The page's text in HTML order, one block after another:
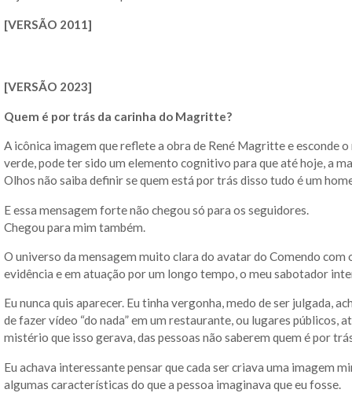
[VERSÃO 2011]
[VERSÃO 2023]
Quem é por trás da carinha do Magritte?
A icônica imagem que reflete a obra de René Magritte e esconde
verde, pode ter sido um elemento cognitivo para que até hoje, a
Olhos não saiba definir se quem está por trás disso tudo é um
E essa mensagem forte não chegou só para os seguidores.
Chegou para mim também.
O universo da mensagem muito clara do avatar do Comendo com
evidência e em atuação por um longo tempo, o meu sabotador
Eu nunca quis aparecer. Eu tinha vergonha, medo de ser julgada,
de fazer vídeo “do nada” em um restaurante, ou lugares públicos,
mistério que isso gerava, das pessoas não saberem quem é por
Eu achava interessante pensar que cada ser criava uma imagem
algumas características do que a pessoa imaginava que eu fosse.